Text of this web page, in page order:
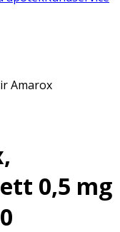
Amarox
0,5 mg